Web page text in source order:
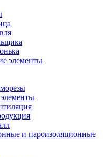
элементы
и пароизоляционные